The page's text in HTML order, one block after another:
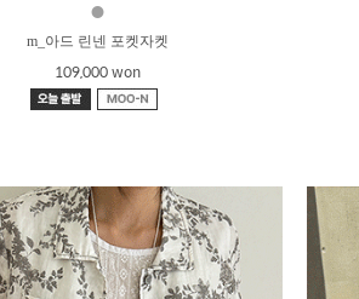
●
m_아드 린넨 포켓자켓
109,000 won